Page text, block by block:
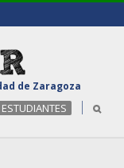
de Zaragoza
ESTUDIANTES